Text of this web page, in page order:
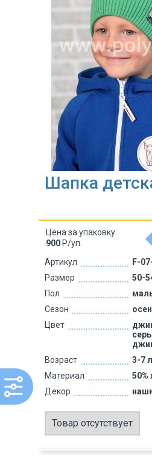
Шапка
Артикул
F-
Размер
50-
Пол
Сезон
Цвет
Возраст
3-7
Материал
50%
Декор
Цена за упаковку:
900 Р/уп.
Товар отсутствует